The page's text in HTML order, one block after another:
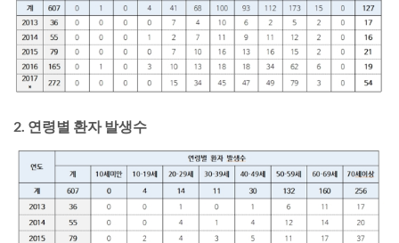
2. 연령별 환자 발생수